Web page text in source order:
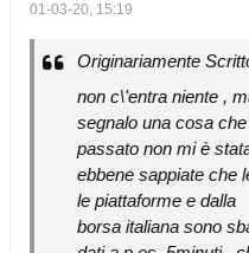
01-03-20, 15:19
Originariamente
non c\'entra niente ,
segnalo una cosa
passato non mi è
ebbene sappiate che
le piattaforme e dalla
borsa italiana sono